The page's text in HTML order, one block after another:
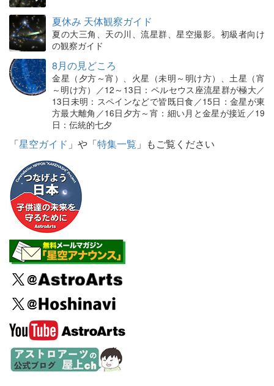
夏休み 天体観察ガイド
夏の大三角、天の川、流星群、星空撮影。初級者向け
の観察ガイド
8月の見どころ
金星（夕方～宵）、火星（未明～明け方）、土星（宵
～明け方）／12～13日：ペルセウス座流星群が極大／
13日未明：スペインなどで皆既日食／15日：金星が東
方最大離角／16日夕方～宵：細い月と金星が接近／19
日：伝統的七夕
「星空ガイド 」や「特集一覧 」もご覧ください